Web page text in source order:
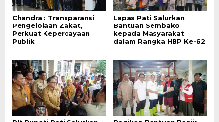
Chandra : Transparansi
Pengelolaan Zakat,
Perkuat Kepercayaan
Publik
Lapas Pati Salurkan
Bantuan Sembako
kepada Masyarakat
dalam Rangka HBP Ke-62